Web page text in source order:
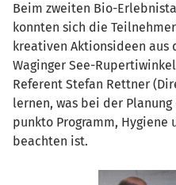
Beim zweiten Bio-
konnten sich die
kreativen Aktionsideen aus
Waginger See-
Referent Stefan Rettner
lernen, was bei der
punkto Programm,
beachten ist.